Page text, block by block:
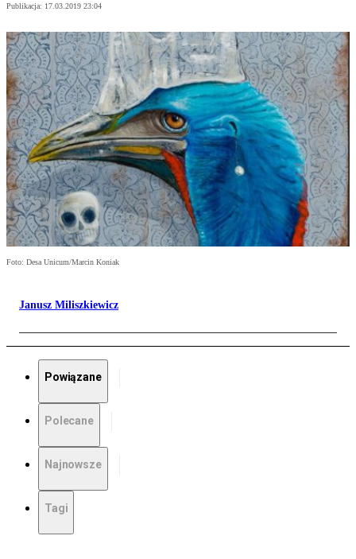
Publikacja: 17.03.2019 23:04
Foto: Desa Unicum/Marcin Koniak
Janusz Miliszkiewicz
Powiązane
Polecane
Najnowsze
Tagi